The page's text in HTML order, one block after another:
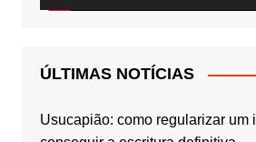
ÚLTIMAS NOTÍCIAS
Usucapião: como regularizar um